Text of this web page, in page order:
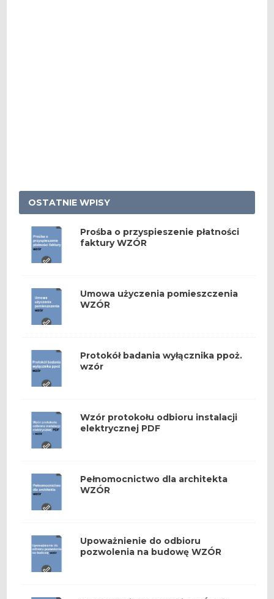
OSTATNIE WPISY
Prośba o przyspieszenie płatności
faktury WZÓR
Umowa użyczenia pomieszczenia
WZÓR
Protokół badania wyłącznika ppoż.
wzór
Wzór protokołu odbioru instalacji
elektrycznej PDF
Pełnomocnictwo dla architekta
WZÓR
Upoważnienie do odbioru
pozwolenia na budowę WZÓR